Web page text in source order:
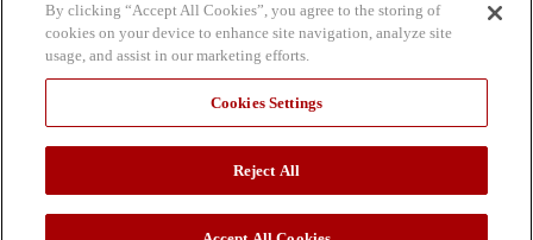
■関連サービス
福利厚生サービス｜Kiigo for 社内販売
By clicking “Accept All Cookies”, you agree to the storing of
cookies on your device to enhance site navigation, analyze site
usage, and assist in our marketing efforts.
Cookies Settings
Reject All